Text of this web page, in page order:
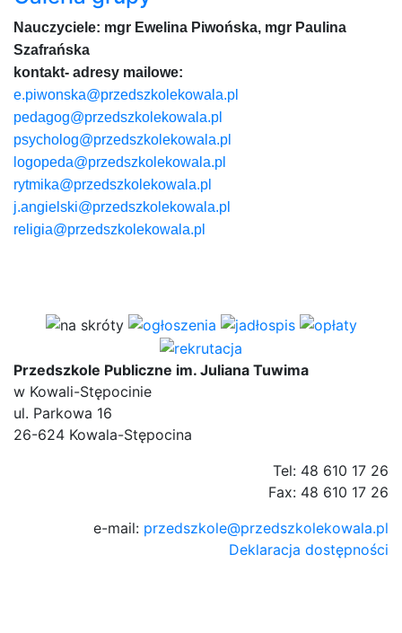
Nauczyciele: mgr Ewelina Piwońska, mgr Paulina
Szafrańska
kontakt- adresy mailowe:
e.piwonska@przedszkolekowala.pl
pedagog@przedszkolekowala.pl
psycholog@przedszkolekowala.pl
logopeda@przedszkolekowala.pl
rytmika@przedszkolekowala.pl
j.angielski@przedszkolekowala.pl
religia@przedszkolekowala.pl
Przedszkole Publiczne im. Juliana Tuwima
w Kowali-Stępocinie
ul. Parkowa 16
26-624 Kowala-Stępocina
Tel: 48 610 17 26
Fax: 48 610 17 26
e-mail: przedszkole@przedszkolekowala.pl
Deklaracja dostępności